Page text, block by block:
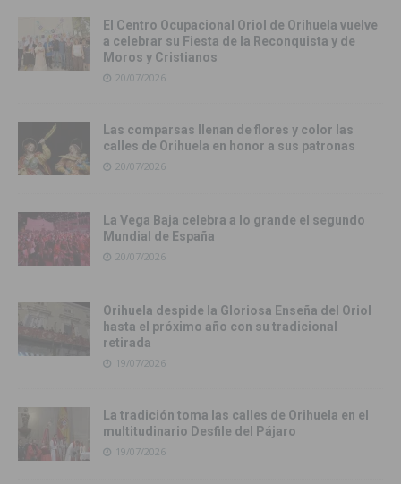
El Centro Ocupacional Oriol de Orihuela vuelve
a celebrar su Fiesta de la Reconquista y de
Moros y Cristianos
20/07/2026
Las comparsas llenan de flores y color las
calles de Orihuela en honor a sus patronas
20/07/2026
La Vega Baja celebra a lo grande el segundo
Mundial de España
20/07/2026
Orihuela despide la Gloriosa Enseña del Oriol
hasta el próximo año con su tradicional
retirada
19/07/2026
La tradición toma las calles de Orihuela en el
multitudinario Desfile del Pájaro
19/07/2026